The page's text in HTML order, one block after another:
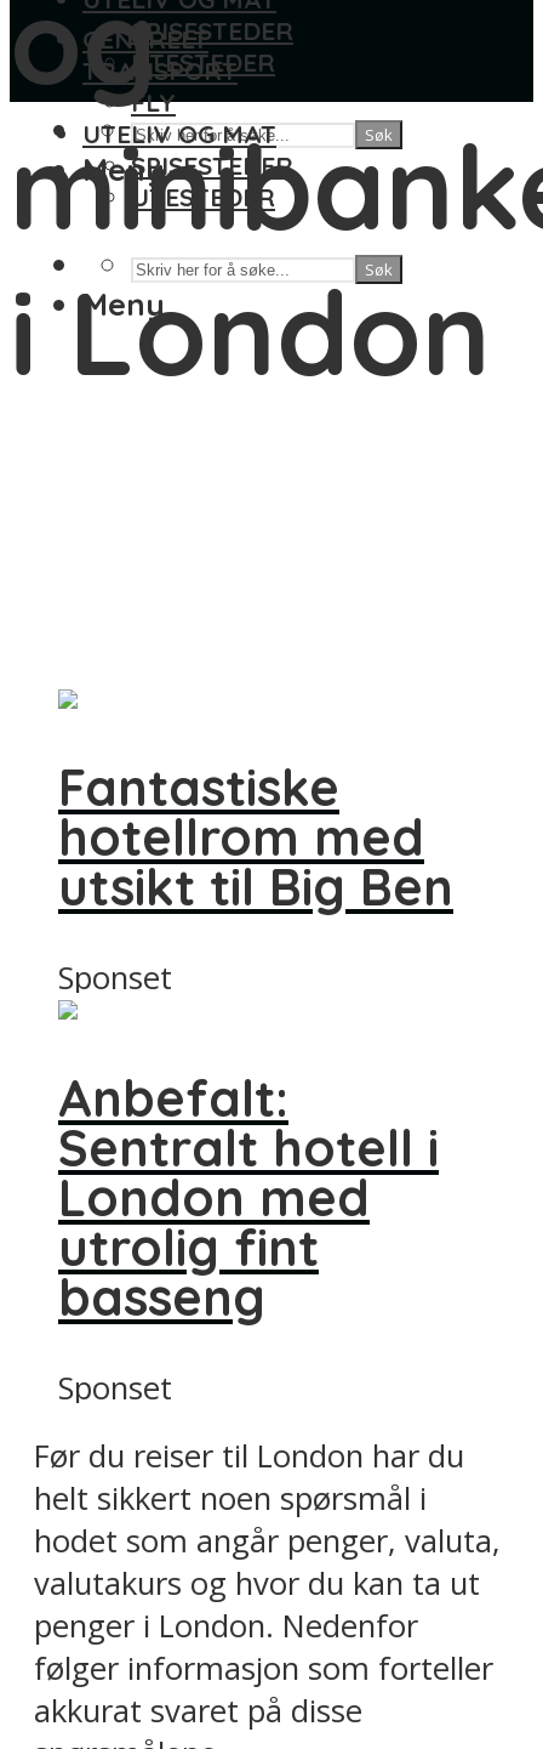
SPISESTEDER
UTESTEDER
Søk
Meny
GENERELT
TRANSPORT
FLY
UTELIV OG MAT
SPISESTEDER
UTESTEDER
Søk
Meny
og
i London
Fantastiske
hotellrom med
utsikt til Big Ben
Sponset
Anbefalt:
Sentralt hotell i
London med
utrolig fint
basseng
Sponset
Før du reiser til London har du
helt sikkert noen spørsmål i
hodet som angår penger, valuta,
valutakurs og hvor du kan ta ut
penger i London. Nedenfor
følger informasjon som forteller
akkurat svaret på disse